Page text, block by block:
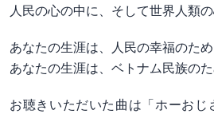
人民の心の中に、そして世界人類
あなたの生涯は、人民の幸福のため
あなたの生涯は、ベトナム民族のた
お聴きいただいた曲は「ホーお